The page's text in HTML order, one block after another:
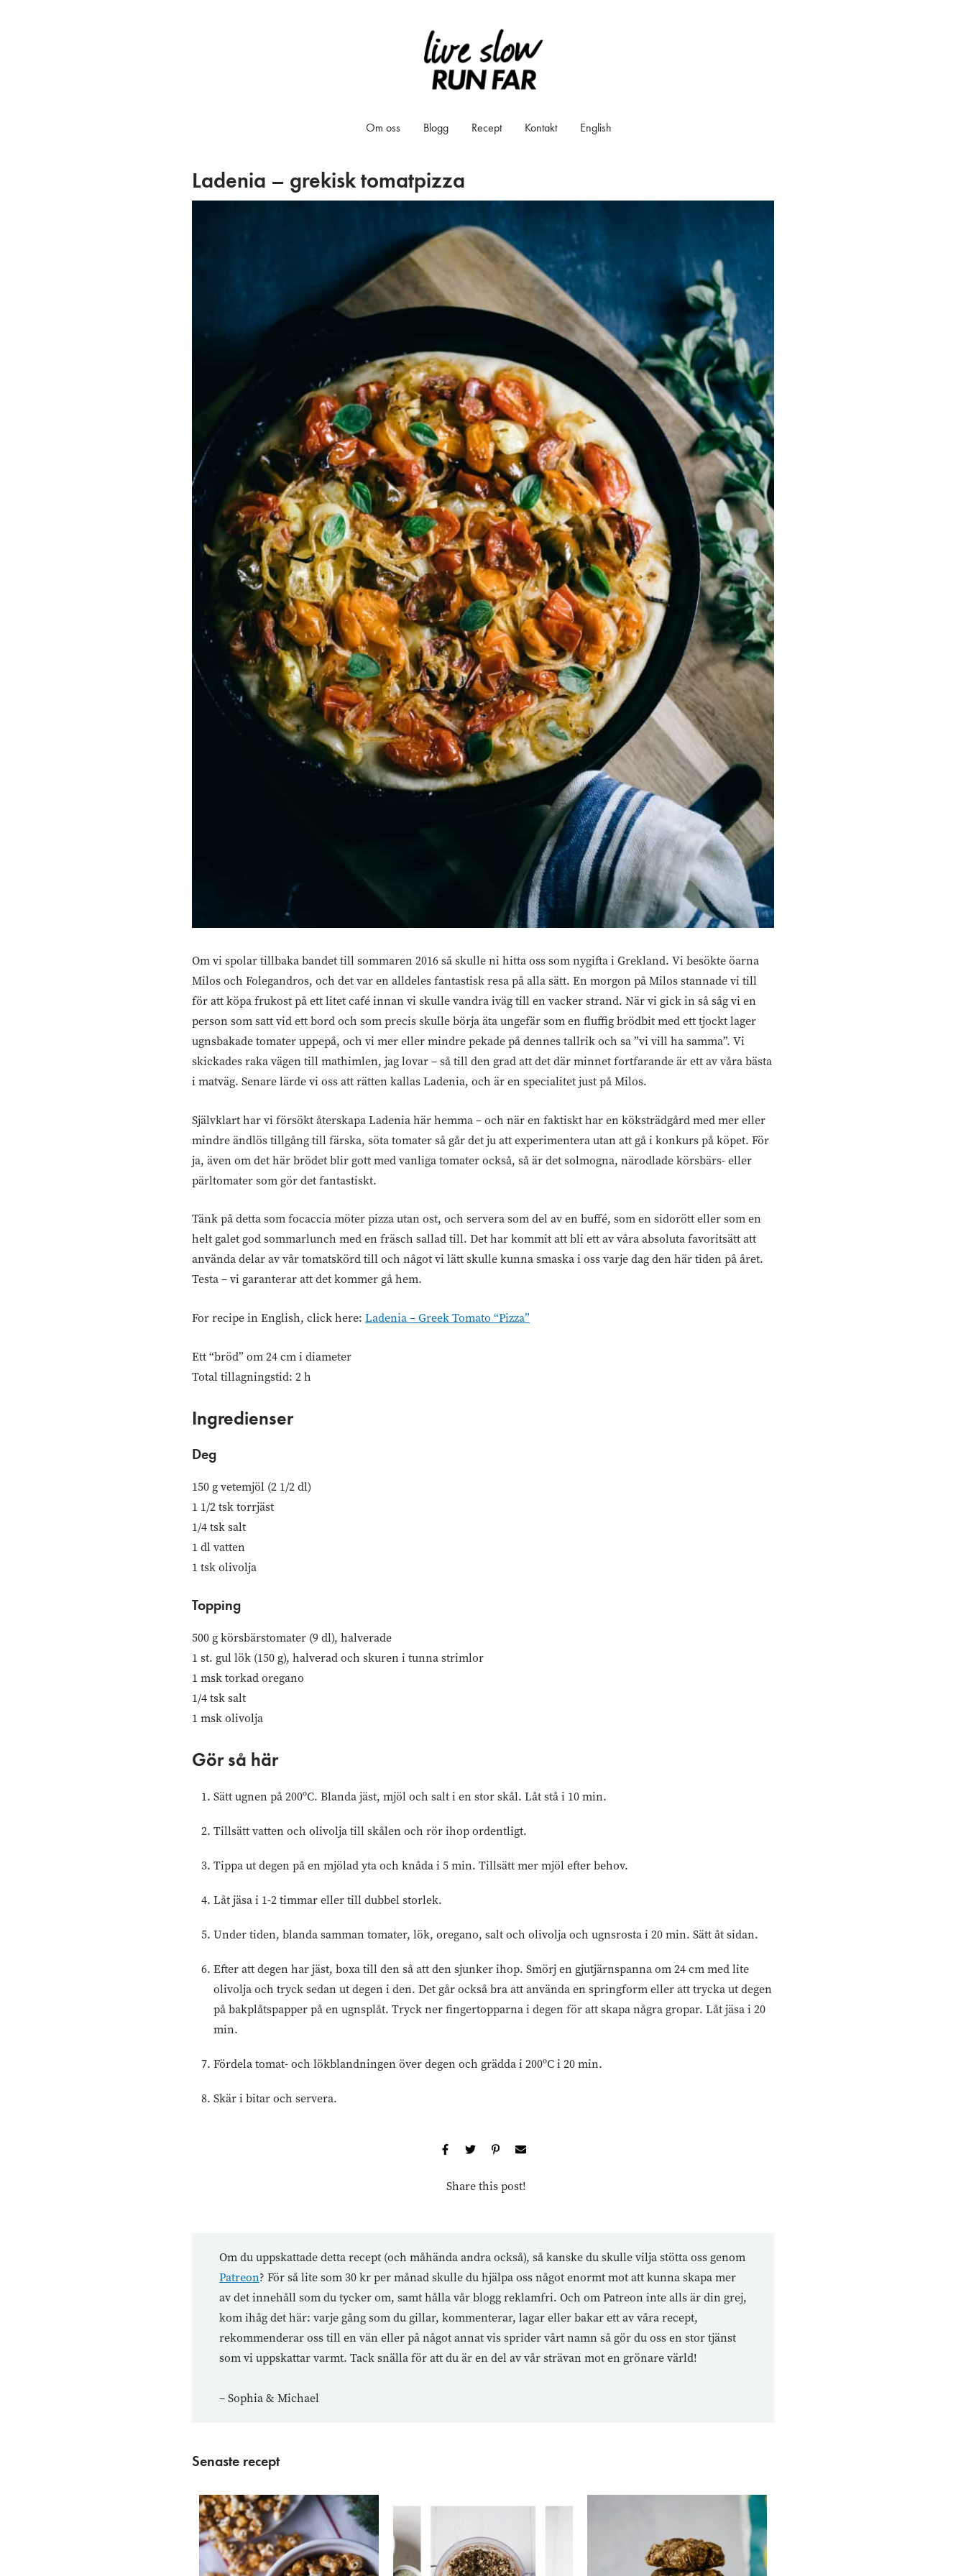
Om oss Blogg Recept Kontakt English
Ladenia – grekisk tomatpizza
Om vi spolar tillbaka bandet till sommaren 2016 så skulle ni hitta oss som nygifta i Grekland. Vi besökte öarna
Milos och Folegandros, och det var en alldeles fantastisk resa på alla sätt. En morgon på Milos stannade vi till
för att köpa frukost på ett litet café innan vi skulle vandra iväg till en vacker strand. När vi gick in så såg vi en
person som satt vid ett bord och som precis skulle börja äta ungefär som en fluffig brödbit med ett tjockt lager
ugnsbakade tomater uppepå, och vi mer eller mindre pekade på dennes tallrik och sa ”vi vill ha samma”. Vi
skickades raka vägen till mathimlen, jag lovar – så till den grad att det där minnet fortfarande är ett av våra bästa
i matväg. Senare lärde vi oss att rätten kallas Ladenia, och är en specialitet just på Milos.
Självklart har vi försökt återskapa Ladenia här hemma – och när en faktiskt har en köksträdgård med mer eller
mindre ändlös tillgång till färska, söta tomater så går det ju att experimentera utan att gå i konkurs på köpet. För
ja, även om det här brödet blir gott med vanliga tomater också, så är det solmogna, närodlade körsbärs- eller
pärltomater som gör det fantastiskt.
Tänk på detta som focaccia möter pizza utan ost, och servera som del av en buffé, som en sidorött eller som en
helt galet god sommarlunch med en fräsch sallad till. Det har kommit att bli ett av våra absoluta favoritsätt att
använda delar av vår tomatskörd till och något vi lätt skulle kunna smaska i oss varje dag den här tiden på året.
Testa – vi garanterar att det kommer gå hem.
For recipe in English, click here: Ladenia – Greek Tomato “Pizza”
Ett “bröd” om 24 cm i diameter
Total tillagningstid: 2 h
Ingredienser
Deg
150 g vetemjöl (2 1/2 dl)
1 1/2 tsk torrjäst
1/4 tsk salt
1 dl vatten
1 tsk olivolja
Topping
500 g körsbärstomater (9 dl), halverade
1 st. gul lök (150 g), halverad och skuren i tunna strimlor
1 msk torkad oregano
1/4 tsk salt
1 msk olivolja
Gör så här
Sätt ugnen på 200ºC. Blanda jäst, mjöl och salt i en stor skål. Låt stå i 10 min.
Tillsätt vatten och olivolja till skålen och rör ihop ordentligt.
Tippa ut degen på en mjölad yta och knåda i 5 min. Tillsätt mer mjöl efter behov.
Låt jäsa i 1-2 timmar eller till dubbel storlek.
Under tiden, blanda samman tomater, lök, oregano, salt och olivolja och ugnsrosta i 20 min. Sätt åt sidan.
Efter att degen har jäst, boxa till den så att den sjunker ihop. Smörj en gjutjärnspanna om 24 cm med lite
olivolja och tryck sedan ut degen i den. Det går också bra att använda en springform eller att trycka ut degen
på bakplåtspapper på en ugnsplåt. Tryck ner fingertopparna i degen för att skapa några gropar. Låt jäsa i 20
min.
Fördela tomat- och lökblandningen över degen och grädda i 200ºC i 20 min.
Skär i bitar och servera.
Share this post!
Om du uppskattade detta recept (och måhända andra också), så kanske du skulle vilja stötta oss genom
Patreon? För så lite som 30 kr per månad skulle du hjälpa oss något enormt mot att kunna skapa mer
av det innehåll som du tycker om, samt hålla vår blogg reklamfri. Och om Patreon inte alls är din grej,
kom ihåg det här: varje gång som du gillar, kommenterar, lagar eller bakar ett av våra recept,
rekommenderar oss till en vän eller på något annat vis sprider vårt namn så gör du oss en stor tjänst
som vi uppskattar varmt. Tack snälla för att du är en del av vår strävan mot en grönare värld!
– Sophia & Michael
Senaste recept